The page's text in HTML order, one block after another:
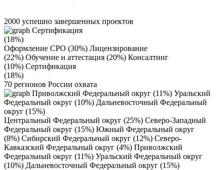
2000 успешно завершенных проектов
Сертификация
(18%)
Оформление СРО (30%) Лицензирование
(22%) Обучение и аттестация (20%) Консалтинг
(10%) Сертификация
(18%)
70 регионов России охвата
Приволжский Федеральный округ (11%) Уральский
Федеральный округ (10%) Дальневосточный Федеральный
округ (15%)
Центральный Федеральный округ (25%) Северо-Западный
Федеральный округ (15%) Южный Федеральный округ
(8%) Сибирский Федеральный округ (12%) Северо-
Кавказский Федеральный округ (4%) Приволжский
Федеральный округ (11%) Уральский Федеральный округ
(10%) Дальневосточный Федеральный округ (15%)